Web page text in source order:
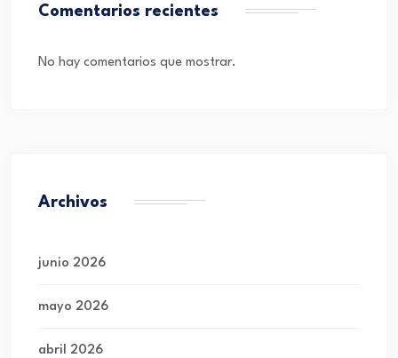
Comentarios recientes
No hay comentarios que mostrar.
Archivos
junio 2026
mayo 2026
abril 2026